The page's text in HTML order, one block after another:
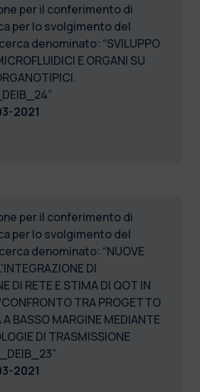
per il conferimento di
per lo svolgimento del
denominato: “SVILUPPO
E ORGANI SU
2021
per il conferimento di
per lo svolgimento del
denominato: “NUOVE
DI
DI RETE E STIMA DI QOT IN
TRA PROGETTO
BASSO MARGINE MEDIANTE
DI TRASMISSIONE
2021